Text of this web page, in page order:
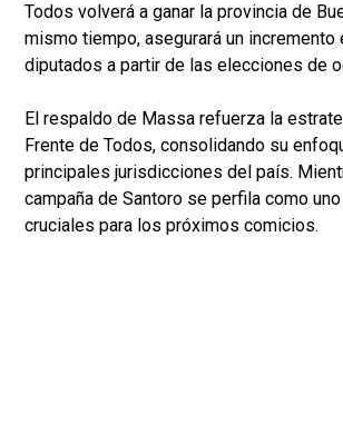
Todos volverá a ganar la provincia de
mismo tiempo, asegurará un incremento
diputados a partir de las elecciones de
El respaldo de Massa refuerza la
Frente de Todos, consolidando su
principales jurisdicciones del país.
campaña de Santoro se perfila como
cruciales para los próximos comicios.